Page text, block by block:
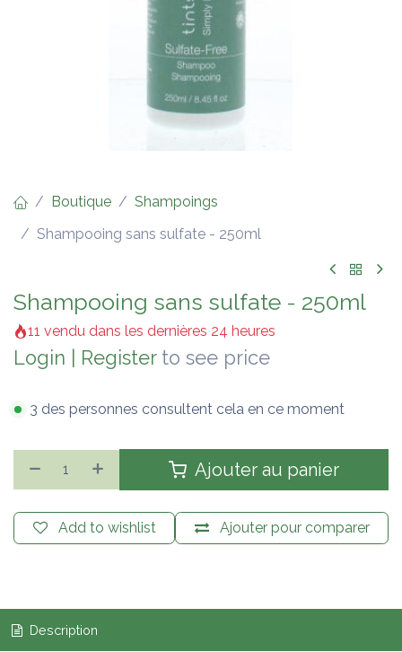
Boutique
Shampoings
Shampooing sans sulfate - 250ml
Shampooing sans sulfate - 250ml
11 vendu dans les dernières 24 heures
Login Register to see price
3 des personnes consultent cela en ce moment
Ajouter au panier
Ajouter pour comparer
Add to wishlist
Description